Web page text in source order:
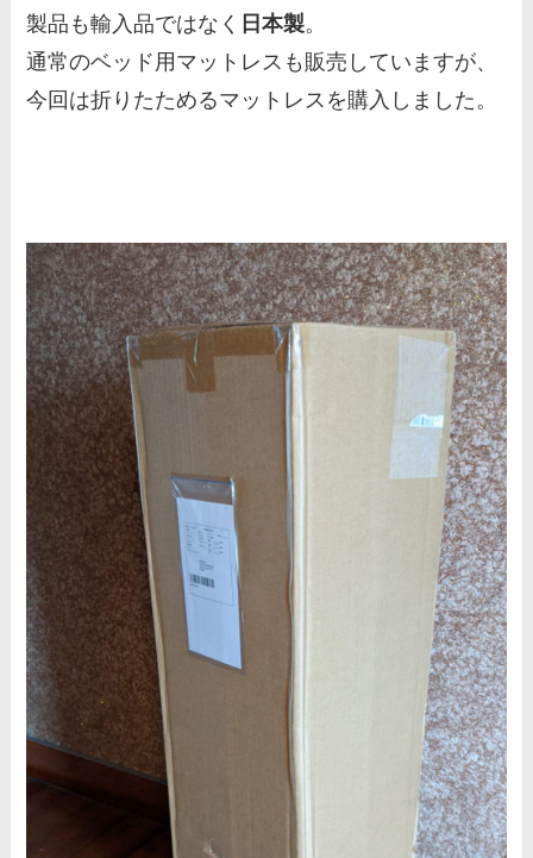
製品も輸入品ではなく 日本製。
通常のベッド用マットレスも販売していますが、
今回は折りたためるマットレスを購入しました。